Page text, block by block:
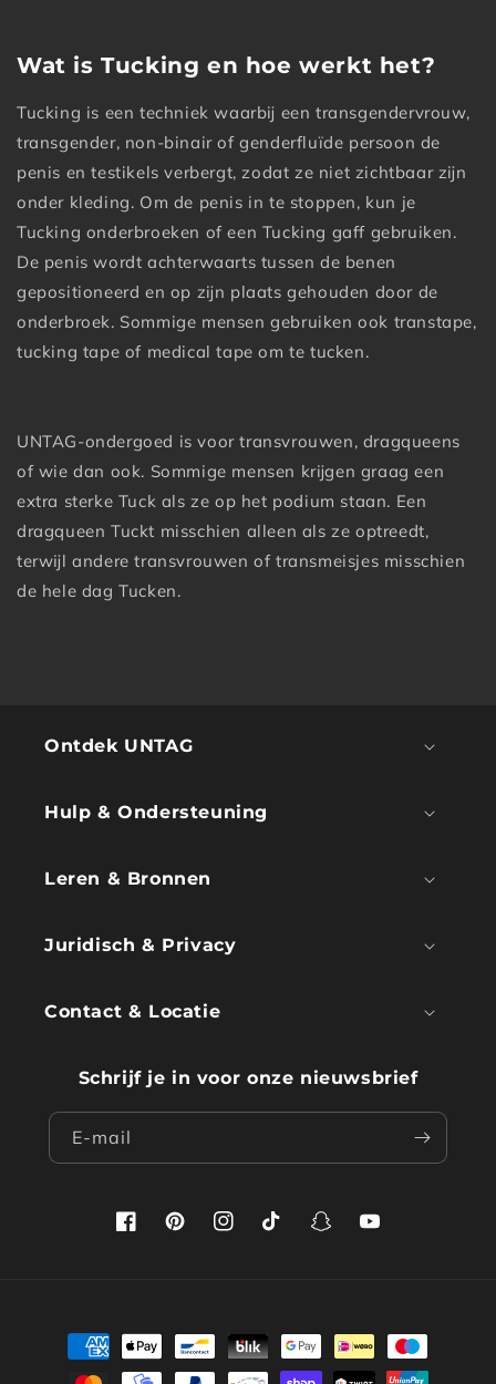
Wat is Tucking en hoe werkt het?
Tucking is een techniek waarbij een transgendervrouw,
transgender, non-binair of genderfluïde persoon de
penis en testikels verbergt, zodat ze niet zichtbaar zijn
onder kleding. Om de penis in te stoppen, kun je
Tucking onderbroeken of een Tucking gaff gebruiken.
De penis wordt achterwaarts tussen de benen
gepositioneerd en op zijn plaats gehouden door de
onderbroek. Sommige mensen gebruiken ook transtape,
tucking tape of medical tape om te tucken.
UNTAG-ondergoed is voor transvrouwen, dragqueens
of wie dan ook. Sommige mensen krijgen graag een
extra sterke Tuck als ze op het podium staan. Een
dragqueen Tuckt misschien alleen als ze optreedt,
terwijl andere transvrouwen of transmeisjes misschien
de hele dag Tucken.
Ontdek UNTAG
Hulp & Ondersteuning
Leren & Bronnen
Juridisch & Privacy
Contact & Locatie
Schrijf je in voor onze nieuwsbrief
E‑mail
FacebookPinterestInstagramTikTok SnapchatYouTube
Betaalmethoden